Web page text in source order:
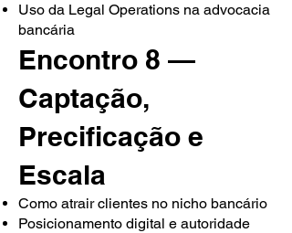
Uso da Legal Operations na advocacia
bancária
Encontro 8 —
Captação,
Precificação e
Escala
Como atrair clientes no nicho bancário
Posicionamento digital e autoridade